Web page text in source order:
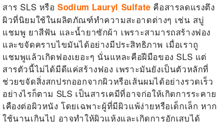
สาร SLS หรือ Sodium Lauryl Sulfate คือสารลดแรงตึง
ผิวที่นิยมใช้ในผลิตภัณฑ์ทำความสะอาดต่างๆ เช่น สบู่
แชมพู ยาสีฟัน และน้ำยาซักผ้า เพราะสามารถสร้างฟอง
และขจัดคราบไขมันได้อย่างมีประสิทธิภาพ เมื่อเราถู
แชมพูแล้วเกิดฟองเยอะๆ นั่นแหละคือฝีมือของ SLS แต่
สารตัวนี้ไม่ได้มีดีแค่สร้างฟอง เพราะมันยังเป็นตัวหลักที่
ช่วยขจัดสิ่งสกปรกออกจากผิวหรือเส้นผมได้อย่างรวดเร็ว
อย่างไรก็ตาม SLS เป็นสารเคมีที่อาจก่อให้เกิดการระคาย
เคืองต่อผิวหนัง โดยเฉพาะผู้ที่มีผิวแพ้ง่ายหรือเด็กเล็ก หาก
ใช้นานเกินไป อาจทำให้ผิวแห้งและเกิดการอักเสบได้